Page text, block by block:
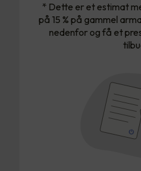
* Dette er et estimat
på 15 % på gammel
nedenfor og få et